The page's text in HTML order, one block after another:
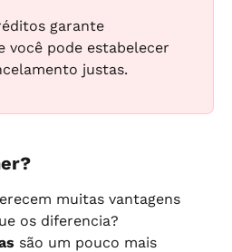
garante
você pode estabelecer
justas.
muitas vantagens
os diferencia?
são um pouco mais